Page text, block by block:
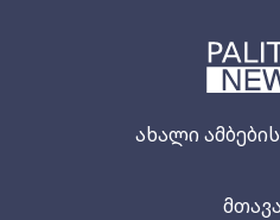
ახალი